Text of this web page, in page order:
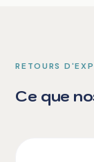
RETOURS
Ce que